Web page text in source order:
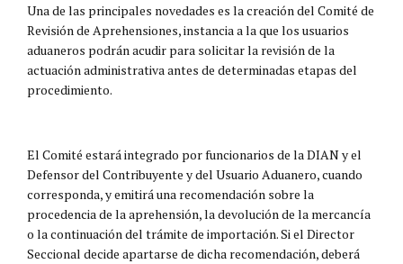
Una de las principales novedades es la creación del Comité de
Revisión de Aprehensiones, instancia a la que los usuarios
aduaneros podrán acudir para solicitar la revisión de la
actuación administrativa antes de determinadas etapas del
procedimiento.
El Comité estará integrado por funcionarios de la DIAN y el
Defensor del Contribuyente y del Usuario Aduanero, cuando
corresponda, y emitirá una recomendación sobre la
procedencia de la aprehensión, la devolución de la mercancía
o la continuación del trámite de importación. Si el Director
Seccional decide apartarse de dicha recomendación, deberá